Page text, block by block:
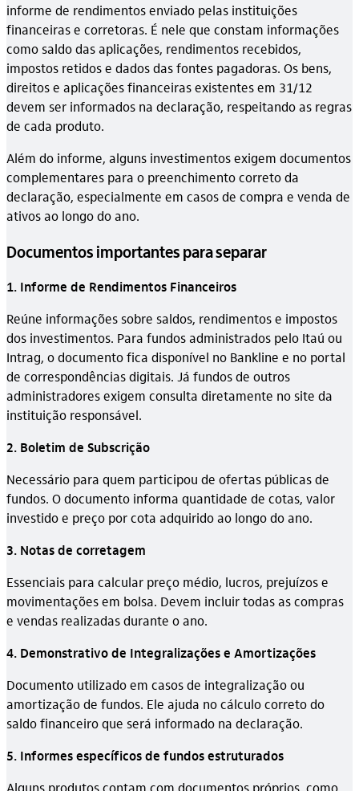
informe de rendimentos enviado pelas instituições
financeiras e corretoras. É nele que constam informações
como saldo das aplicações, rendimentos recebidos,
impostos retidos e dados das fontes pagadoras. Os bens,
direitos e aplicações financeiras existentes em 31/12
devem ser informados na declaração, respeitando as regras
de cada produto.
Além do informe, alguns investimentos exigem documentos
complementares para o preenchimento correto da
declaração, especialmente em casos de compra e venda de
ativos ao longo do ano.
Documentos importantes para separar
1. Informe de Rendimentos Financeiros
Reúne informações sobre saldos, rendimentos e impostos
dos investimentos. Para fundos administrados pelo Itaú ou
Intrag, o documento fica disponível no Bankline e no portal
de correspondências digitais. Já fundos de outros
administradores exigem consulta diretamente no site da
instituição responsável.
2. Boletim de Subscrição
Necessário para quem participou de ofertas públicas de
fundos. O documento informa quantidade de cotas, valor
investido e preço por cota adquirido ao longo do ano.
3. Notas de corretagem
Essenciais para calcular preço médio, lucros, prejuízos e
movimentações em bolsa. Devem incluir todas as compras
e vendas realizadas durante o ano.
4. Demonstrativo de Integralizações e Amortizações
Documento utilizado em casos de integralização ou
amortização de fundos. Ele ajuda no cálculo correto do
saldo financeiro que será informado na declaração.
5. Informes específicos de fundos estruturados
Alguns produtos contam com documentos próprios, como